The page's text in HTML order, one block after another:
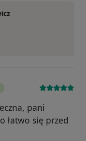
pani
łatwo się przed